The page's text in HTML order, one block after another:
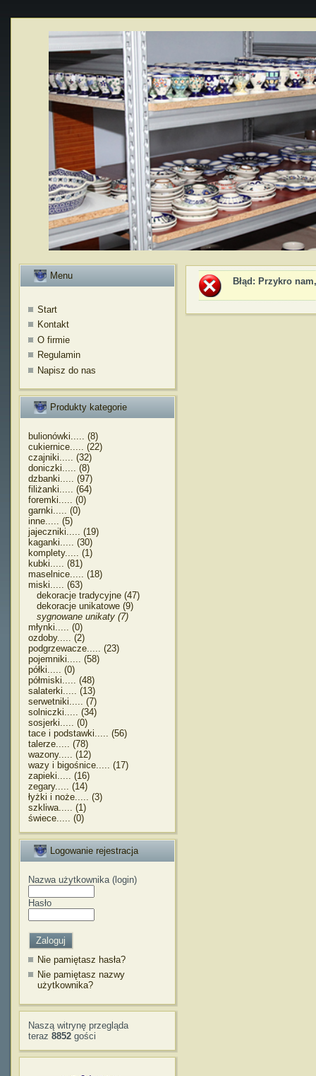
Menu
Start
Kontakt
O firmie
Regulamin
Napisz do nas
Produkty kategorie
bulionówki..... (8)
cukiernice..... (22)
czajniki..... (32)
doniczki..... (8)
dzbanki..... (97)
filiżanki..... (64)
foremki..... (0)
garnki..... (0)
inne..... (5)
jajeczniki..... (19)
kaganki..... (30)
komplety..... (1)
kubki..... (81)
maselnice..... (18)
miski..... (63)
dekoracje tradycyjne (47)
dekoracje unikatowe (9)
sygnowane unikaty (7)
młynki..... (0)
ozdoby..... (2)
podgrzewacze..... (23)
pojemniki..... (58)
półki..... (0)
półmiski..... (48)
salaterki..... (13)
serwetniki..... (7)
solniczki..... (34)
sosjerki..... (0)
tace i podstawki..... (56)
talerze..... (78)
wazony..... (12)
wazy i bigośnice..... (17)
zapieki..... (16)
zegary..... (14)
łyżki i noże..... (3)
szkliwa..... (1)
świece..... (0)
Logowanie rejestracja
Nazwa użytkownika (login)
Hasło
Nie pamiętasz hasła?
Nie pamiętasz nazwy
użytkownika?
Naszą witrynę przegląda
teraz 8852 gości
Błąd : Przykro